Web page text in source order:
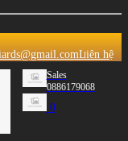
Liên hệ
Sales
0886179068
0